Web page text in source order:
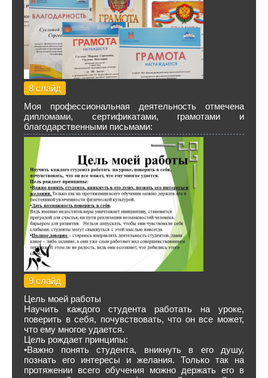
8 слайд
Моя профессиональная деятельность отмечена
дипломами, сертификатами, грамотами и
благодарственными письмами:
9 слайд
Цель моей работы
Научить каждого студента работать на уроке,
поверить в себя, почувствовать, что он все может,
что ему многое удается.
Цель рождает принципы:
•Важно понять студента, вникнуть в его душу,
познать его интересы и желания. Только так на
протяжении всего обучения можно держать его в